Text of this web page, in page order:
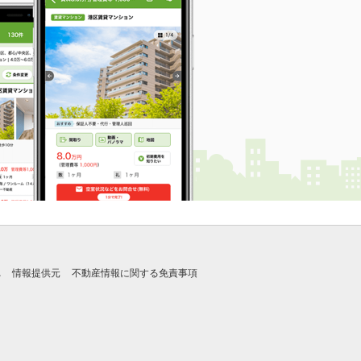
情報提供元 不動産情報に関する免責事項